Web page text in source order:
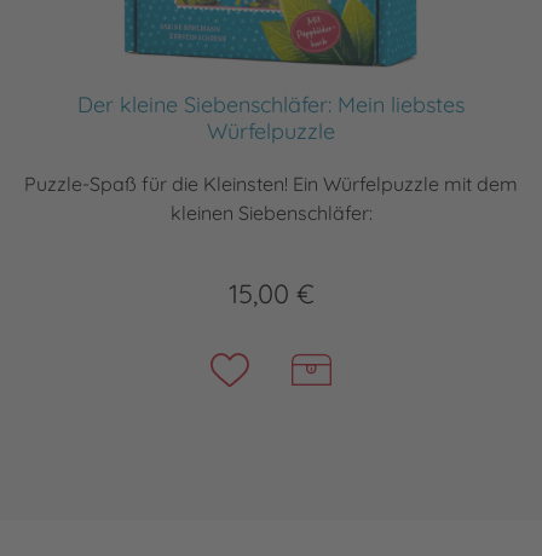
Der kleine Siebenschläfer: Mein liebstes
Würfelpuzzle
Puzzle-Spaß für die Kleinsten! Ein Würfelpuzzle mit dem
kleinen Siebenschläfer:
15,00 €